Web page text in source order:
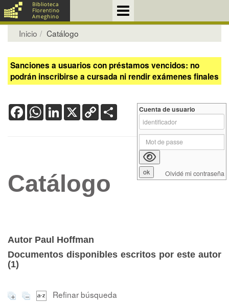
Inicio Catálogo
Sanciones a usuarios con préstamos vencidos: no
podrán inscribirse a cursada ni rendir exámenes finales
FacebookWhatsApp
LinkedIn
X Copy
Link
Catálogo
Autor Paul Hoffman
Documentos disponibles escritos por este autor
(1)
Refinar búsqueda
Cuenta de usuario
Olvidé mi contraseña